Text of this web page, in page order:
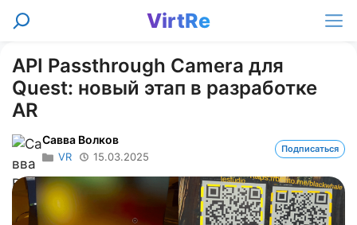
Перейти
VirtRe
Поиск
API Passthrough Camera для
Quest: новый этап в разработке
AR
Савва Волков
VR 15.03.2025
Подписаться